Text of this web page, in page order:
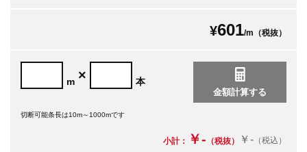
¥601/m（税抜）
m × 本
切断可能条長は10m～1000mです
小計： ￥- （税抜） ￥- （税込）